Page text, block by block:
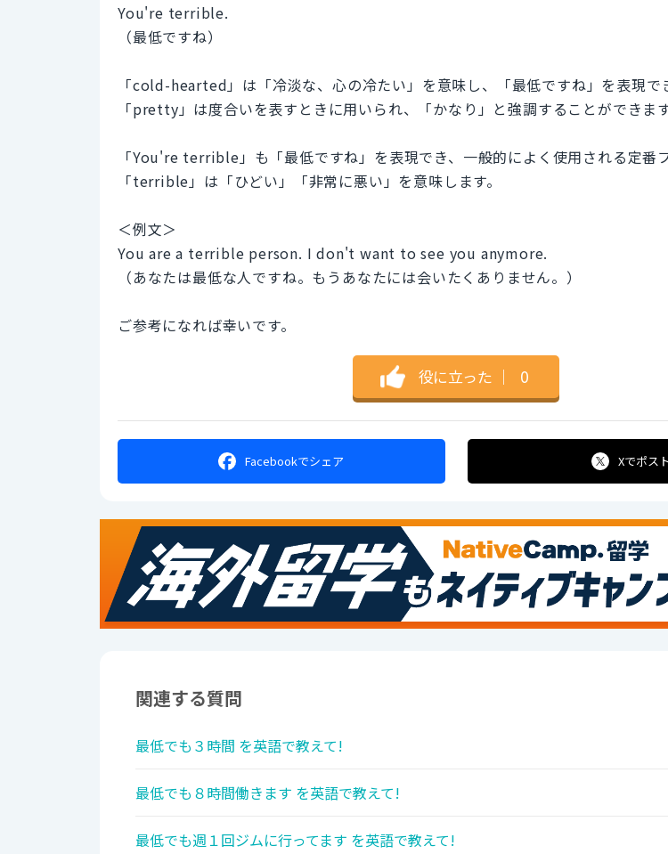
You're terrible.
（最低ですね）
「cold-hearted」は「冷淡な、心の冷たい」を意味し、「最低ですね」を表現で
「pretty」は度合いを表すときに用いられ、「かなり」と強調することができます
「You're terrible」も「最低ですね」を表現でき、一般的によく使用される定番フ
「terrible」は「ひどい」「非常に悪い」を意味します。
＜例文＞
You are a terrible person. I don't want to see you anymore.
（あなたは最低な人ですね。もうあなたには会いたくありません。）
ご参考になれば幸いです。
役に立った ｜ 0
Facebookでシェア Xでポスト
関連する質問
最低でも３時間 を英語で教えて!
最低でも８時間働きます を英語で教えて!
最低でも週１回ジムに行ってます を英語で教えて!